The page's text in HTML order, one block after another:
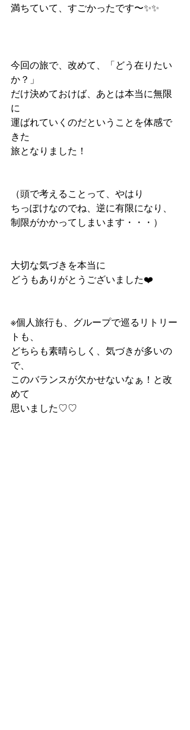
満ちていて、すごかったです〜✨✨
今回の旅で、改めて、「どう在りたい
か？」
だけ決めておけば、あとは本当に無限
に
運ばれていくのだということを体感で
きた
旅となりました！
（頭で考えることって、やはり
ちっぽけなのでね、逆に有限になり、
制限がかかってしまいます・・・）
大切な気づきを本当に
どうもありがとうございました❤️
※個人旅行も、グループで巡るリトリー
トも、
どちらも素晴らしく、気づきが多いの
で、
このバランスが欠かせないなぁ！と改
めて
思いました♡♡